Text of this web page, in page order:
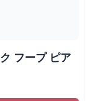
フープ ピア